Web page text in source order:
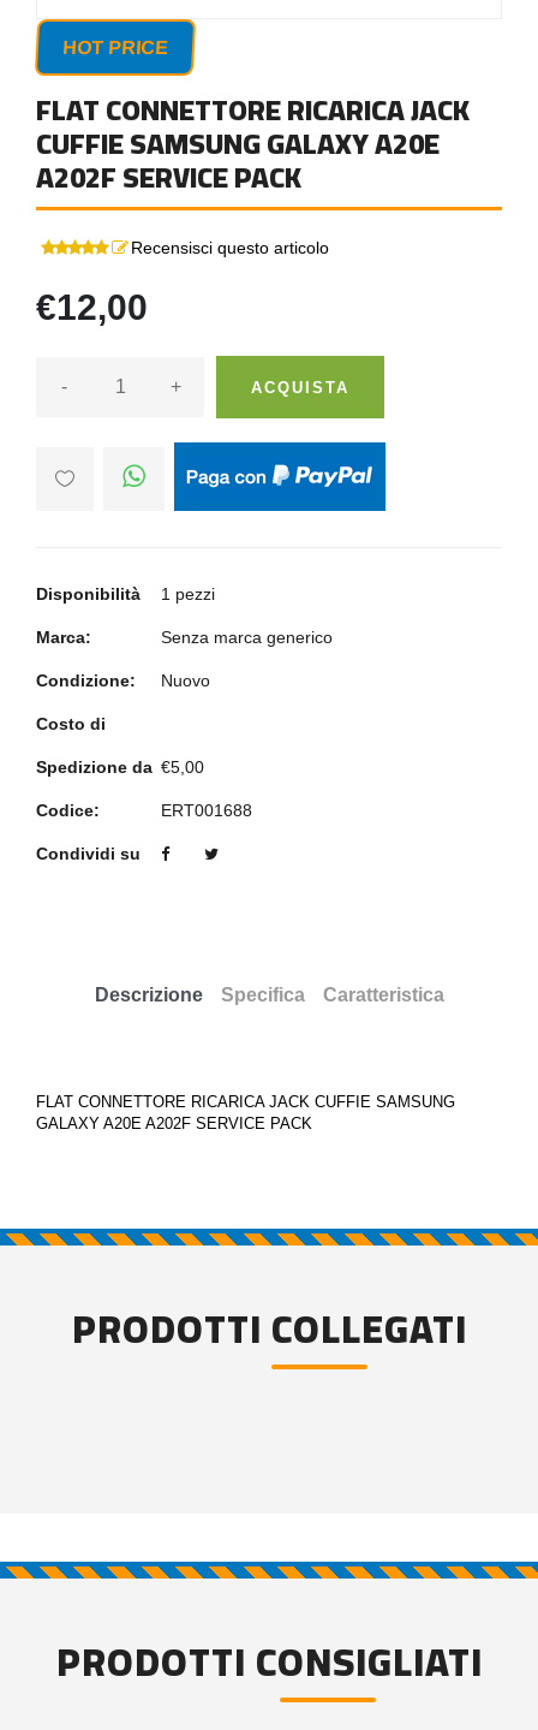
HOT PRICE
FLAT CONNETTORE RICARICA JACK
CUFFIE SAMSUNG GALAXY A20E
A202F SERVICE PACK
Recensisci questo articolo
€12,00
- + ACQUISTA
Disponibilità 1 pezzi
Marca: Senza marca generico
Condizione: Nuovo
Costo di
Spedizione da €5,00
Codice: ERT001688
Condividi su
Descrizione Specifica Caratteristica
FLAT CONNETTORE RICARICA JACK CUFFIE SAMSUNG
GALAXY A20E A202F SERVICE PACK
PRODOTTI COLLEGATI
PRODOTTI CONSIGLIATI